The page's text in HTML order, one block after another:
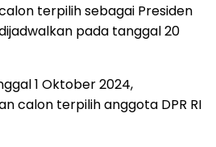
terpilih sebagai Presiden
pada tanggal 20
1 Oktober 2024,
calon terpilih anggota DPR RI